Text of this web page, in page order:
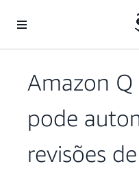
Pular para o conteúdo principal
Amazon Q
pode
revisões